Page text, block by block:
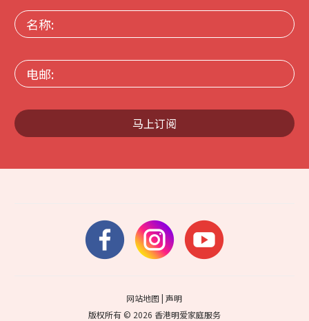
名
称:
电
邮:
马上订阅
网站地图 |声明
版权所有 © 2026 香港明爱家庭服务